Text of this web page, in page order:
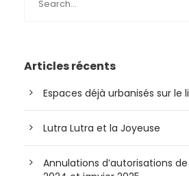
Articles récents
Espaces déjà urbanisés sur le
Lutra Lutra et la Joyeuse
Annulations d’autorisations